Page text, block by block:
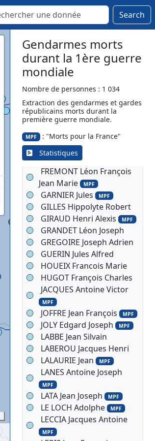
Search
Gendarmes morts
durant la 1ère guerre
mondiale
Nombre de personnes : 1 034
Extraction des gendarmes et gardes
républicains morts durant la
première guerre mondiale.
MPF : "Morts pour la France"
Statistiques
MPF
ESPITALIER Ernest
Clément MPF
ESPITALIER Ernest
Clément
EVRAD Jules Romuald
MPF
FAGEDET Marcel Pierre
Marius
FINOT Louis Gustave
FLAGEOLET Charles Jean
Baptiste MPF
FRAISSE Paul Pierre Jules
MPF
FREMONT Léon François
Jean Marie MPF
GARNIER Jules MPF
GILLES Hippolyte Robert
GIRAUD Henri Alexis MPF
GRANDET Léon Joseph
GREGOIRE Joseph Adrien
GUERIN Jules Alfred
HOUEIX Francois Marie
HUGOT François Charles
JACQUES Antoine Victor
MPF
JOFFRE Jean François MPF
JOLY Edgard Joseph MPF
LABBE Jean Silvain
LABEROU Jacques Henri
LALAURIE Jean MPF
LANES Antoine Joseph
MPF
LATA Jean Joseph MPF
LE LOCH Adolphe MPF
LECCIA Jacques Antoine
MPF